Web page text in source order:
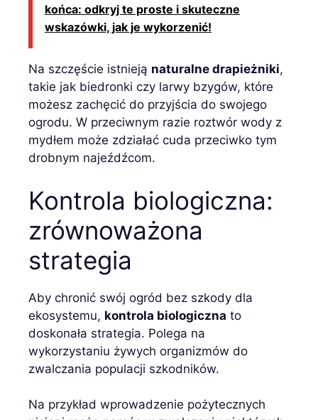
końca: odkryj te proste i skuteczne
wskazówki, jak je wykorzenić!
Na szczęście istnieją naturalne drapieżniki,
takie jak biedronki czy larwy bzygów, które
możesz zachęcić do przyjścia do swojego
ogrodu. W przeciwnym razie roztwór wody z
mydłem może zdziałać cuda przeciwko tym
drobnym najeźdźcom.
Kontrola biologiczna:
zrównoważona
strategia
Aby chronić swój ogród bez szkody dla
ekosystemu, kontrola biologiczna to
doskonała strategia. Polega na
wykorzystaniu żywych organizmów do
zwalczania populacji szkodników.
Na przykład wprowadzenie pożytecznych